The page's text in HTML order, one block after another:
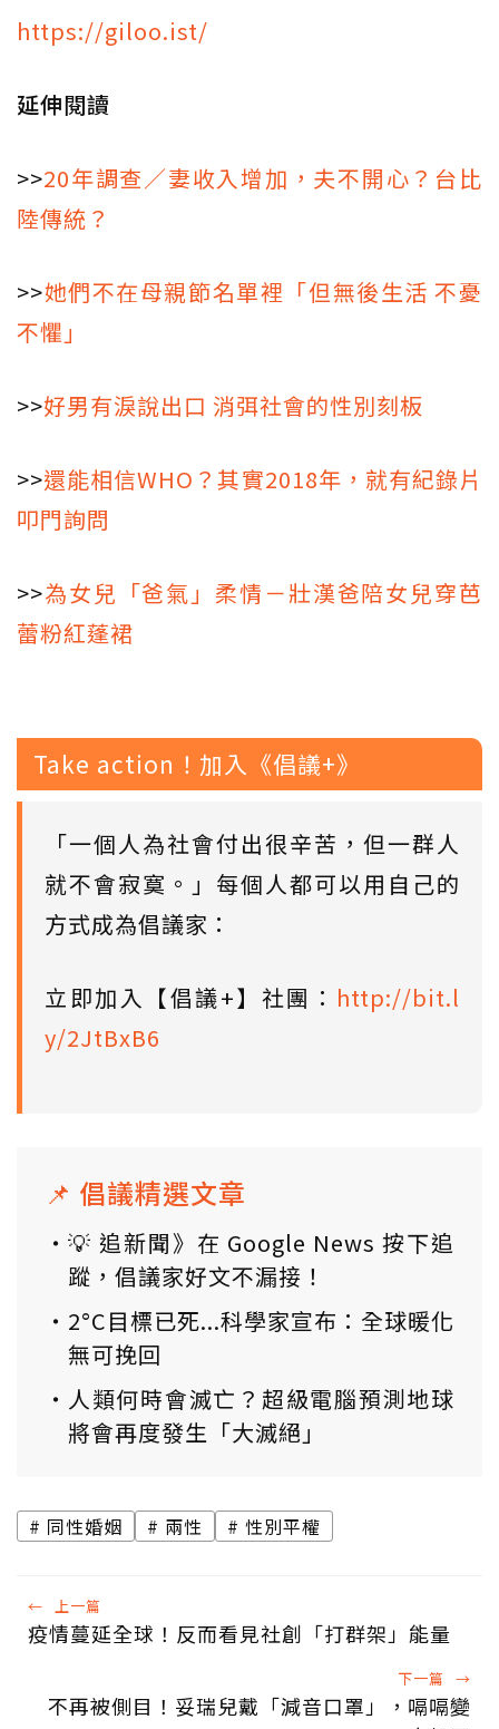
https://giloo.ist/
延伸閱讀
>>20年調查／妻收入增加，夫不開心？台比
陸傳統？
>>她們不在母親節名單裡「但無後生活 不憂
不懼」
>>好男有淚說出口 消弭社會的性別刻板
>>還能相信WHO？其實2018年，就有紀錄片
叩門詢問
>>為女兒「爸氣」柔情－壯漢爸陪女兒穿芭
蕾粉紅蓬裙
Take action！加入《倡議+》
「一個人為社會付出很辛苦，但一群人
就不會寂寞。」每個人都可以用自己的
方式成為倡議家：
立即加入【倡議+】社團： http://bit.l
y/2JtBxB6
📌 倡議精選文章
💡 追新聞》在 Google News 按下追
蹤，倡議家好文不漏接！
2°C目標已死...科學家宣布：全球暖化
無可挽回
人類何時會滅亡？超級電腦預測地球
將會再度發生「大滅絕」
同性婚姻 兩性 性別平權
← 上一篇
疫情蔓延全球！反而看見社創「打群架」能量
下一篇 →
不再被側目！妥瑞兒戴「減音口罩」，嗝嗝變